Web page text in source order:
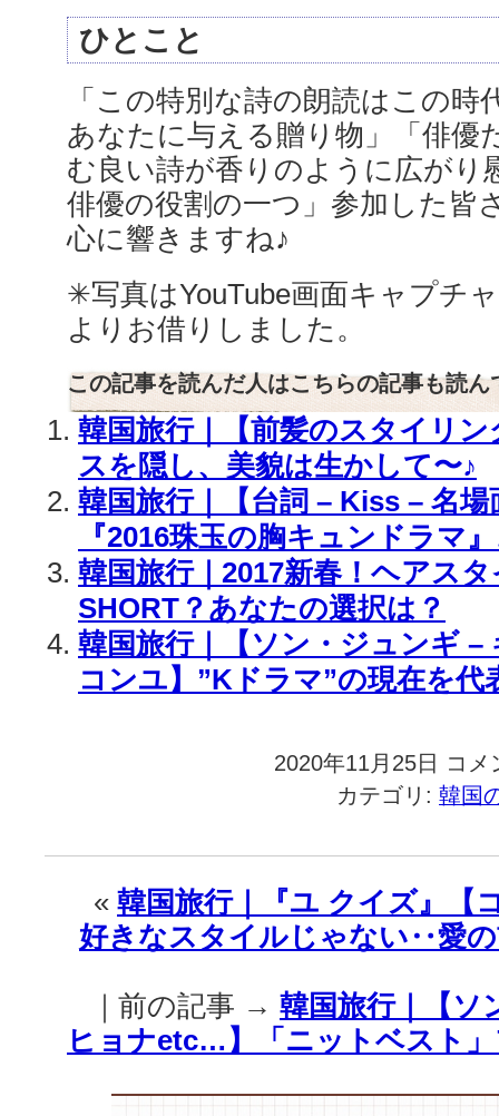
ひとこと
「この特別な詩の朗読はこの時
あなたに与える贈り物」「俳優
む良い詩が香りのように広がり
俳優の役割の一つ」参加した皆
心に響きますね♪
✳︎写真はYouTube画面キャプチ
よりお借りしました。
この記事を読んだ人はこちらの記事も読ん
韓国旅行｜【前髪のスタイリ
スを隠し、美貌は生かして〜♪
韓国旅行｜【台詞 – Kiss – 名
『2016珠玉の胸キュンドラマ
韓国旅行｜2017新春！ヘアス
SHORT？あなたの選択は？
韓国旅行｜【ソン・ジュンギ –
コンユ】”Kドラマ”の現在を代
2020年11月25日
韓
国
旅
｜
ユ
–
イ
ユ
etc…】
コメ
カテゴリ: 韓国
« 韓国旅行｜『ユ クイズ』【
好きなスタイルじゃない‥愛
｜前の記事 → 韓国旅行｜【ソ
ヒョナetc…】「ニットベスト